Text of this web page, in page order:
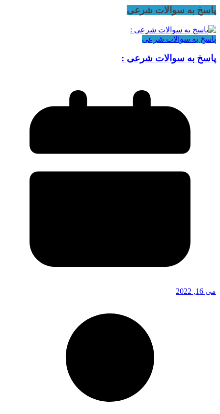
پاسخ به سوالات شرعی
پاسخ به سوالات شرعی
پاسخ به سوالات شرعی :
می 16, 2022